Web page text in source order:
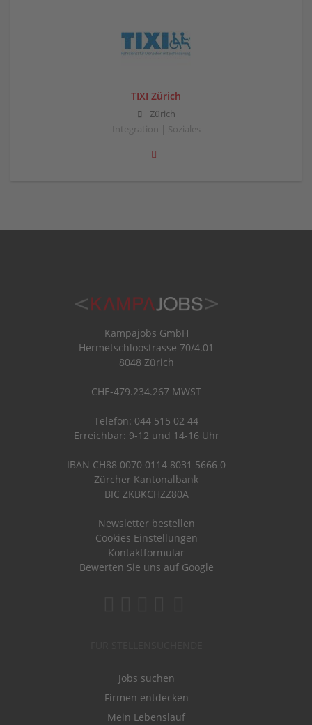
TIXI Zürich
Zürich
Integration | Soziales
Kampajobs GmbH
Hermetschloostrasse 70/4.01
8048 Zürich
CHE-479.234.267 MWST
Telefon: 044 515 02 44
Erreichbar: 9-12 und 14-16 Uhr
IBAN CH88 0070 0114 8031 5666 0
Zürcher Kantonalbank
BIC ZKBKCHZZ80A
Newsletter bestellen
Cookies Einstellungen
Kontaktformular
Bewerten Sie uns auf Google
Jobs suchen
Firmen entdecken
Mein Lebenslauf